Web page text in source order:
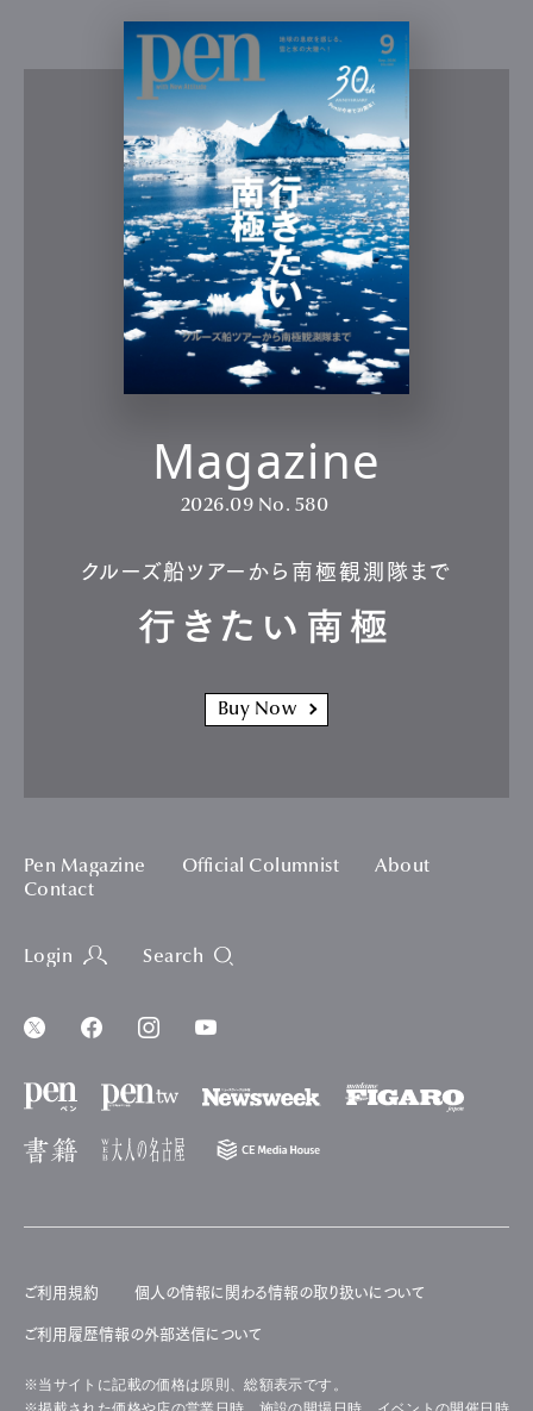
Magazine
2026.09 No. 580
クルーズ船ツアーから南極観測隊まで
行きたい南極
Buy Now
Pen Magazine Official Columnist
About
Contact
Login Search
ご利用規約 個人の情報に関わる情報の取り扱いについて
ご利用履歴情報の外部送信について
※当サイトに記載の価格は原則、総額表示です。